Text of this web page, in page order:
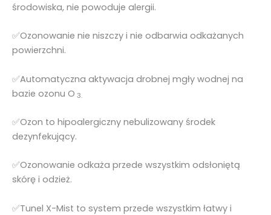
środowiska, nie powoduje alergii.
✅Ozonowanie nie niszczy i nie odbarwia odkażanych
powierzchni.
✅Automatyczna aktywacja drobnej mgły wodnej na
bazie ozonu O 3.
✅Ozon to hipoalergiczny nebulizowany środek
dezynfekujący.
✅Ozonowanie odkaża przede wszystkim odsłoniętą
skórę i odzież.
✅Tunel X-Mist to system przede wszystkim łatwy i